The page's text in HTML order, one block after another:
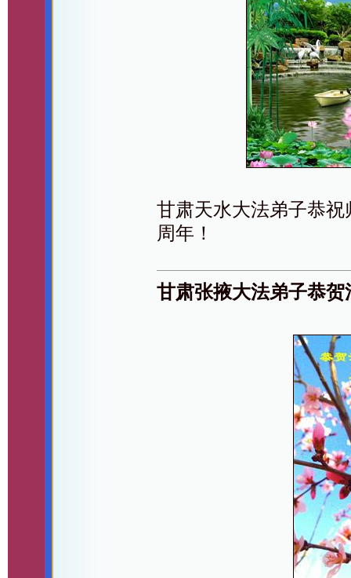
甘肃天水大法弟子恭
周年！
甘肃张掖大法弟子恭